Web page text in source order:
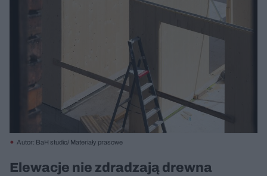
Autor: BaH studio/ Materiały prasowe
Elewacje nie zdradzają drewna